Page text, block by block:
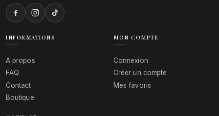
INFORMATIONS
A propos
FAQ
Contact
Boutique
MON COMPTE
Connexion
Créer un compte
Mes favoris